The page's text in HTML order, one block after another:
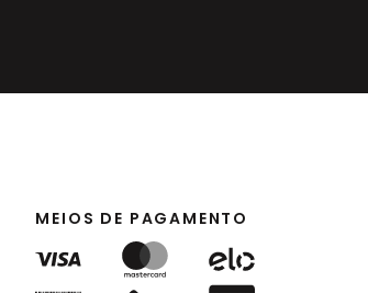
MEIOS DE PAGAMENTO